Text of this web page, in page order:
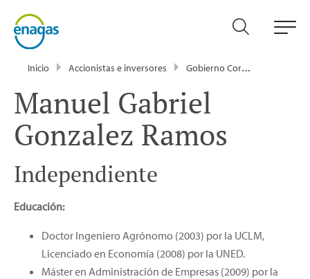
Inicio Accionistas e inversores Gobierno Corporativo
Manuel Gabriel
Gonzalez Ramos
Independiente
Educación:
Doctor Ingeniero Agrónomo (2003) por la UCLM,
Licenciado en Economía (2008) por la UNED.
Máster en Administración de Empresas (2009) por la